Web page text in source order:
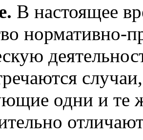
В настоящее
нормативно-
одни и те